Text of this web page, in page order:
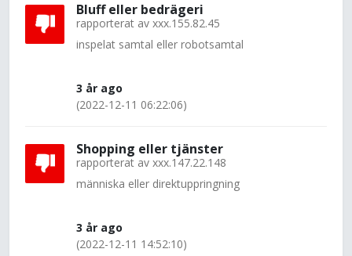
Bluff eller bedrägeri
rapporterat av xxx.155.82.45
inspelat samtal eller robotsamtal
3 år ago
(2022-12-11 06:22:06)
Shopping eller tjänster
rapporterat av xxx.147.22.148
människa eller direktuppringning
3 år ago
(2022-12-11 14:52:10)